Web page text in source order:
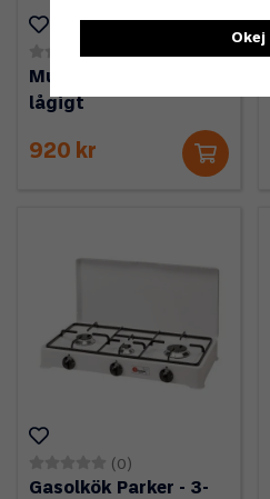
(0)
Mustang Gasolkök 1-
lågigt
920 kr
(0)
Gasolkök Parker - 3-
Okej